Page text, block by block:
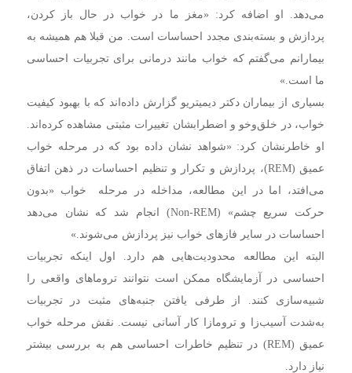
می‌دهد. او اضافه کرد: «مغز ما در خواب در حال باز کردن،
پردازش و بسته‌بندی مجدد احساسات است. من قبلا هم همیشه به
بیمارانم می‌گفتم که خواب مانند درمانی برای تجربیات احساسی
ما است.»
بسیاری از بیماران دکتر دیمیتریو گزارش داده‌اند که با بهبود کیفیت
خواب، در خلق‌وخو و اضطرابشان تغییرات مثبتی مشاهده کرده‌اند.
او خاطرنشان کرد: «شواهد نشان داده بود که در مرحله خواب
عمیق (REM)، پردازش و تکرار و تنظیم احساسات در ذهن اتفاق
می‌افتد، اما در این مطالعه، مداخله در مرحله خواب «بدون
حرکت سریع چشم» (Non-REM) انجام شد که نشان می‌دهد
احساسات در سایر فازهای خواب نیز پردازش می‌شوند.»
البته این مطالعه محدودیت‌هایی هم دارد. اول اینکه تجربیات
احساسی در آزمایشگاه ممکن است نتوانند تروما‌های واقعی را
شبیه‌سازی کنند. از طرفی یافتن جنبه‌های مثبت در تجربیات
به‌شدت آسیب‌زا و ترومازا کار آسانی نیست. نقش مرحله خواب
عمیق (REM) در تنظیم خاطرات احساسی هم به بررسی بیشتر
نیاز دارد.